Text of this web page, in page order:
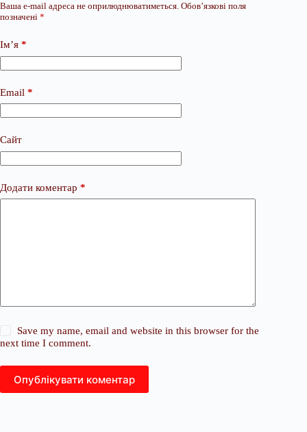
Ваша e-mail адреса не оприлюднюватиметься. Обов’язкові поля
позначені *
Ім’я *
Email *
Сайт
Додати коментар *
Save my name, email and website in this browser for the
next time I comment.
Опублікувати коментар